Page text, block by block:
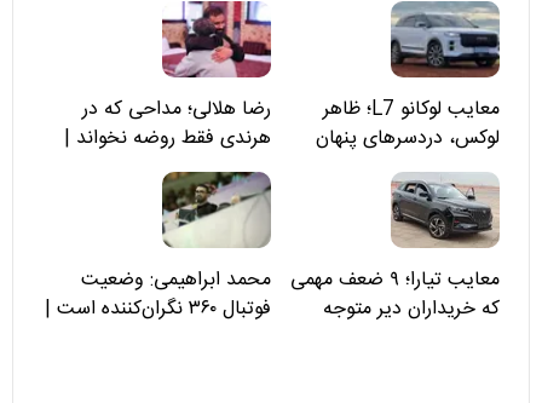
معایب لوکانو L7؛ ظاهر
لوکس، دردسرهای پنهان
رضا هلالی؛ مداحی که در
هرندی فقط روضه نخواند |
مسئولان «تکیه‌گاه آقا مرتضی
علی(ع)» را جدی‌تر ببینند
معایب تیارا؛ ۹ ضعف مهمی
که خریداران دیر متوجه
محمد ابراهیمی: وضعیت
فوتبال ۳۶۰ نگران‌کننده است |